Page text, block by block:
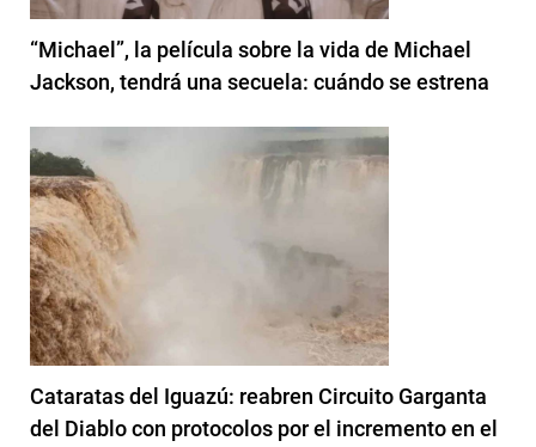
“Michael”, la película sobre la vida de Michael
Jackson, tendrá una secuela: cuándo se estrena
Cataratas del Iguazú: reabren Circuito Garganta
del Diablo con protocolos por el incremento en el